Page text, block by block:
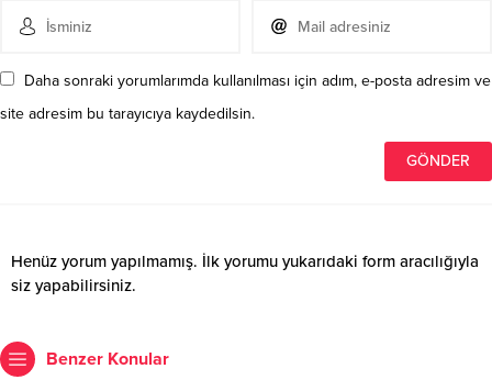
Daha sonraki yorumlarımda kullanılması için adım, e-posta adresim ve
site adresim bu tarayıcıya kaydedilsin.
Henüz yorum yapılmamış. İlk yorumu yukarıdaki form aracılığıyla
siz yapabilirsiniz.
Benzer Konular